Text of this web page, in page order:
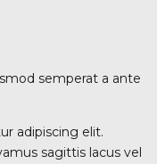
semperat a ante
adipiscing elit.
sagittis lacus vel